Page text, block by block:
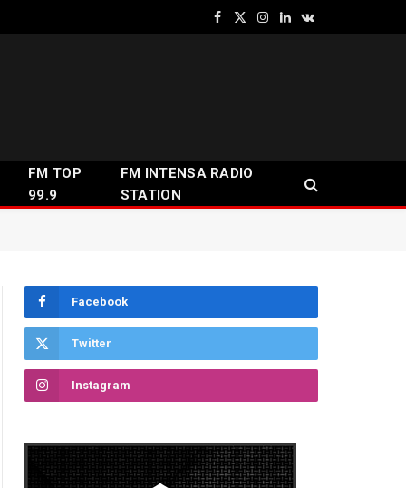
Facebook
X
Instagram
LinkedInVKontakte
FM TOP
99.9
FM INTENSA RADIO
STATION
Facebook
Twitter
Instagram